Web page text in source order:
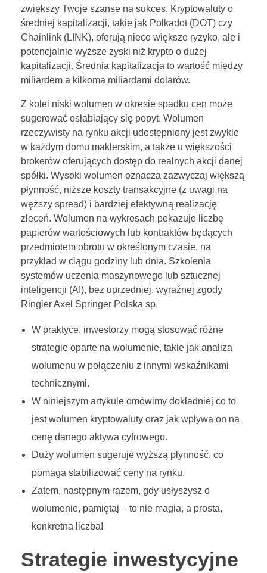
zwiększy Twoje szanse na sukces. Kryptowaluty o
średniej kapitalizacji, takie jak Polkadot (DOT) czy
Chainlink (LINK), oferują nieco większe ryzyko, ale i
potencjalnie wyższe zyski niż krypto o dużej
kapitalizacji. Średnia kapitalizacja to wartość między
miliardem a kilkoma miliardami dolarów.
Z kolei niski wolumen w okresie spadku cen może
sugerować osłabiający się popyt. Wolumen
rzeczywisty na rynku akcji udostępniony jest zwykle
w każdym domu maklerskim, a także u większości
brokerów oferujących dostęp do realnych akcji danej
spółki. Wysoki wolumen oznacza zazwyczaj większą
płynność, niższe koszty transakcyjne (z uwagi na
węższy spread) i bardziej efektywną realizację
zleceń. Wolumen na wykresach pokazuje liczbę
papierów wartościowych lub kontraktów będących
przedmiotem obrotu w określonym czasie, na
przykład w ciągu godziny lub dnia. Szkolenia
systemów uczenia maszynowego lub sztucznej
inteligencji (AI), bez uprzedniej, wyraźnej zgody
Ringier Axel Springer Polska sp.
W praktyce, inwestorzy mogą stosować różne
strategie oparte na wolumenie, takie jak analiza
wolumenu w połączeniu z innymi wskaźnikami
technicznymi.
W niniejszym artykule omówimy dokładniej co to
jest wolumen kryptowaluty oraz jak wpływa on na
cenę danego aktywa cyfrowego.
Duży wolumen sugeruje wyższą płynność, co
pomaga stabilizować ceny na rynku.
Zatem, następnym razem, gdy usłyszysz o
wolumenie, pamiętaj – to nie magia, a prosta,
konkretna liczba!
Strategie inwestycyjne